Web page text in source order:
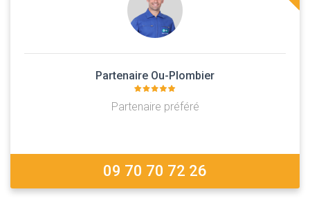
Partenaire Ou-Plombier
Partenaire préféré
09 70 70 72 26